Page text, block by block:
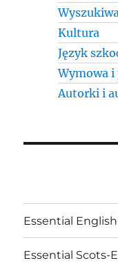
Kultura
Język
Wymowa
Autorki i
Essential
Essential Scots-